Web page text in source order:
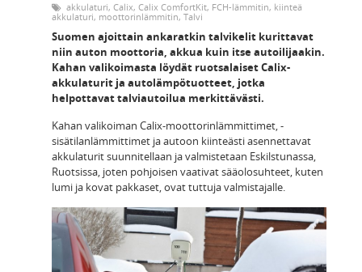
akkulaturi, Calix, Calix ComfortKit, FCH-lämmitin, kiinteä
akkulaturi, moottorinlämmitin, Talvi
Suomen ajoittain ankaratkin talvikelit kurittavat
niin auton moottoria, akkua kuin itse autoilijaakin.
Kahan valikoimasta löydät ruotsalaiset Calix-
akkulaturit ja autolämpötuotteet, jotka
helpottavat talviautoilua merkittävästi.
Kahan valikoiman Calix-moottorinlämmittimet, -
sisätilanlämmittimet ja autoon kiinteästi asennettavat
akkulaturit suunnitellaan ja valmistetaan Eskilstunassa,
Ruotsissa, joten pohjoisen vaativat sääolosuhteet, kuten
lumi ja kovat pakkaset, ovat tuttuja valmistajalle.